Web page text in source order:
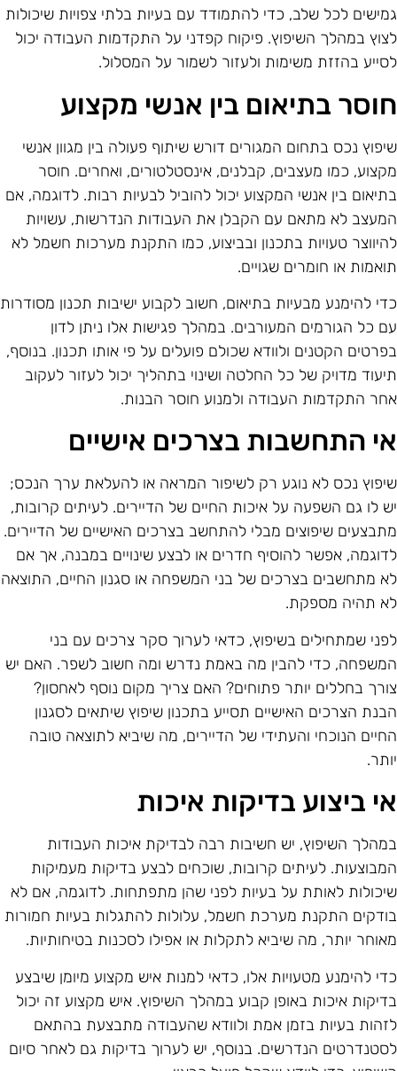
לכל שלב, כדי להתמודד עם בעיות בלתי צפויות שיכולות
במהלך השיפוץ. פיקוח קפדני על התקדמות העבודה יכול
בהזזת משימות ולעזור לשמור על המסלול.
בתיאום בין אנשי מקצוע
נכס בתחום המגורים דורש שיתוף פעולה בין מגוון אנשי
כמו מעצבים, קבלנים, אינסטלטורים, ואחרים. חוסר
בין אנשי המקצוע יכול להוביל לבעיות רבות. לדוגמה, אם
לא מתאם עם הקבלן את העבודות הנדרשות, עשויות
טעויות בתכנון ובביצוע, כמו התקנת מערכות חשמל לא
או חומרים שגויים.
להימנע מבעיות בתיאום, חשוב לקבוע ישיבות תכנון מסודרות
כל הגורמים המעורבים. במהלך פגישות אלו ניתן לדון
הקטנים ולוודא שכולם פועלים על פי אותו תכנון. בנוסף,
מדויק של כל החלטה ושינוי בתהליך יכול לעזור לעקוב
התקדמות העבודה ולמנוע חוסר הבנות.
התחשבות בצרכים אישיים
נכס לא נוגע רק לשיפור המראה או להעלאת ערך הנכס;
לו גם השפעה על איכות החיים של הדיירים. לעיתים קרובות,
שיפוצים מבלי להתחשב בצרכים האישיים של הדיירים.
אפשר להוסיף חדרים או לבצע שינויים במבנה, אך אם
מתחשבים בצרכים של בני המשפחה או סגנון החיים, התוצאה
תהיה מספקת.
שמתחילים בשיפוץ, כדאי לערוך סקר צרכים עם בני
כדי להבין מה באמת נדרש ומה חשוב לשפר. האם יש
בחללים יותר פתוחים? האם צריך מקום נוסף לאחסון?
הצרכים האישיים תסייע בתכנון שיפוץ שיתאים לסגנון
הנוכחי והעתידי של הדיירים, מה שיביא לתוצאה טובה
ביצוע בדיקות איכות
השיפוץ, יש חשיבות רבה לבדיקת איכות העבודות
לעיתים קרובות, שוכחים לבצע בדיקות מעמיקות
לאותת על בעיות לפני שהן מתפתחות. לדוגמה, אם לא
התקנת מערכת חשמל, עלולות להתגלות בעיות חמורות
יותר, מה שיביא לתקלות או אפילו לסכנות בטיחותיות.
להימנע מטעויות אלו, כדאי למנות איש מקצוע מיומן שיבצע
איכות באופן קבוע במהלך השיפוץ. איש מקצוע זה יכול
בעיות בזמן אמת ולוודא שהעבודה מתבצעת בהתאם
הנדרשים. בנוסף, יש לערוך בדיקות גם לאחר סיום